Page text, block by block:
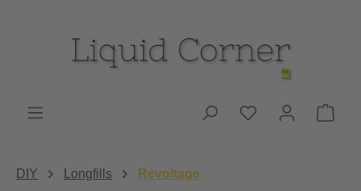
Du hast 0
DIY Longfills Revoltage